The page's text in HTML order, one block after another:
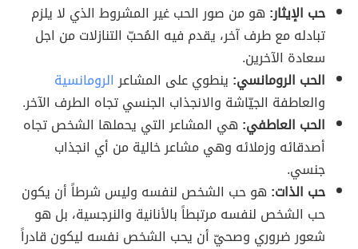
حب الإيثار: هو من صور الحب غير المشروط الذي لا يلزم
تبادله مع طرف آخر، يقدم فيه المُحبّ التنازلات من اجل
سعادة الآخرين.
الحب الرومانسي: ينطوي على المشاعرالرومانسية
والعاطفة الجيّاشة والانجذاب الجنسي تجاه الطرف الآخر.
الحب العاطفي: هي المشاعر التي يحملها الشخص تجاه
أصدقائه وزملائه وهي مشاعر خالية من أي انجذاب
جنسي.
حب الذات: هو حب الشخص لنفسه وليس شرطاً أن يكون
حب الشخص لنفسه مرتبطاً بالأنانية والنرجسية، بل هو
شعور ضروري وصحيّ أن يحب الشخص نفسه ليكون قادراً